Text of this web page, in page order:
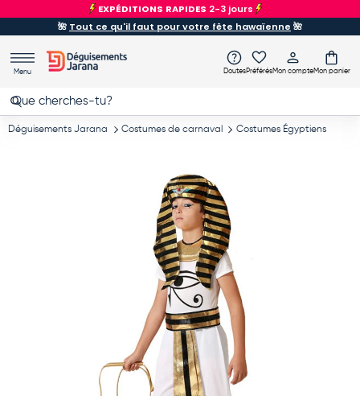
Aller au contenu
EXPÉDITIONS RAPIDES 2-3 jours
🌺 Tout ce qu'il faut pour votre fête hawaïenne 🌺
Menu
Recherche
Rechercher
DoutesPréférésMon compteMon panier
Déguisements Jarana Costumes de carnaval Costumes Égyptiens